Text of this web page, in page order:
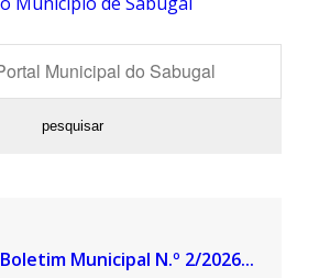
Boletim Municipal N.º 2/2026...